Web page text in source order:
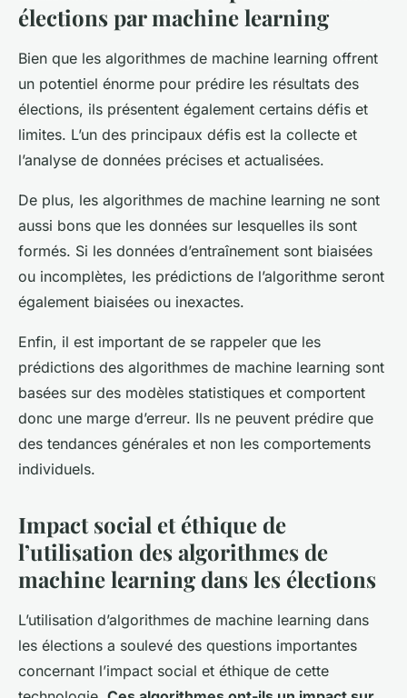
élections par machine learning
Bien que les algorithmes de machine learning offrent
un potentiel énorme pour prédire les résultats des
élections, ils présentent également certains défis et
limites. L’un des principaux défis est la collecte et
l’analyse de données précises et actualisées.
De plus, les algorithmes de machine learning ne sont
aussi bons que les données sur lesquelles ils sont
formés. Si les données d’entraînement sont biaisées
ou incomplètes, les prédictions de l’algorithme seront
également biaisées ou inexactes.
Enfin, il est important de se rappeler que les
prédictions des algorithmes de machine learning sont
basées sur des modèles statistiques et comportent
donc une marge d’erreur. Ils ne peuvent prédire que
des tendances générales et non les comportements
individuels.
Impact social et éthique de
l’utilisation des algorithmes de
machine learning dans les élections
L’utilisation d’algorithmes de machine learning dans
les élections a soulevé des questions importantes
concernant l’impact social et éthique de cette